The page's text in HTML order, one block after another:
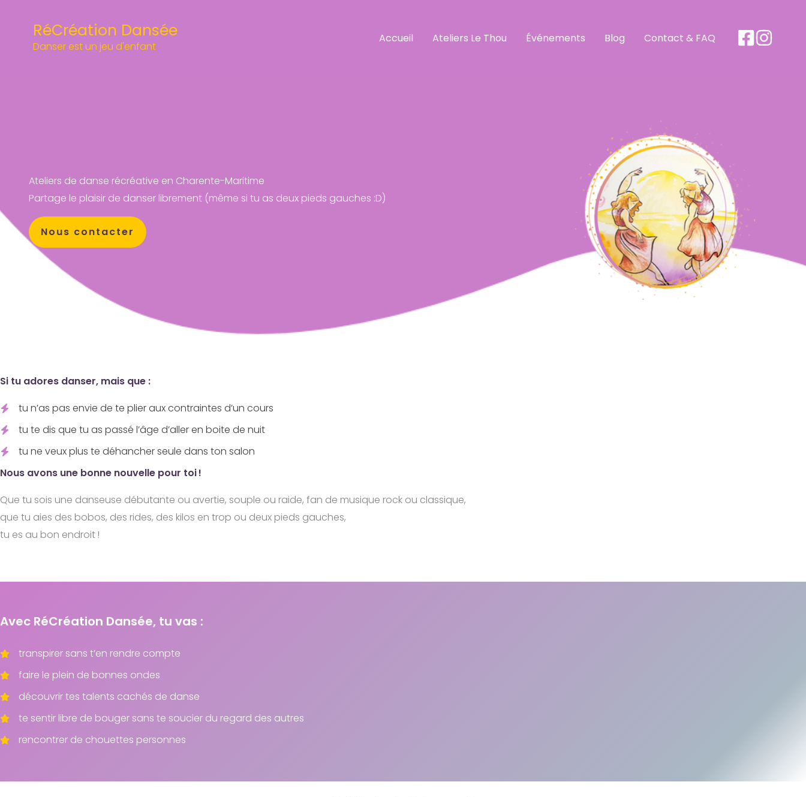
contenu
RéCréation Dansée
Danser est un jeu d'enfant
Accueil Ateliers Le Thou Événements Blog Contact & FAQ
Ateliers de danse récréative en Charente-Maritime
Partage le plaisir de danser librement (même si tu as deux pieds gauches :D)
Nous contacter
Si tu adores danser, mais que :
tu n’as pas envie de te plier aux contraintes d’un cours
tu te dis que tu as passé l’âge d’aller en boite de nuit
tu ne veux plus te déhancher seule dans ton salon
Nous avons une bonne nouvelle pour toi !
Que tu sois une danseuse débutante ou avertie, souple ou raide, fan de musique rock ou classique,
que tu aies des bobos, des rides, des kilos en trop ou deux pieds gauches,
tu es au bon endroit !
Avec RéCréation Dansée, tu vas :
transpirer sans t’en rendre compte
faire le plein de bonnes ondes
découvrir tes talents cachés de danse
te sentir libre de bouger sans te soucier du regard des autres
rencontrer de chouettes personnes